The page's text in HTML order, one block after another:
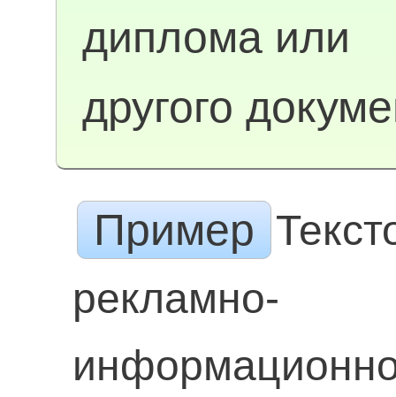
диплома или
другого
Пример
рекламно-